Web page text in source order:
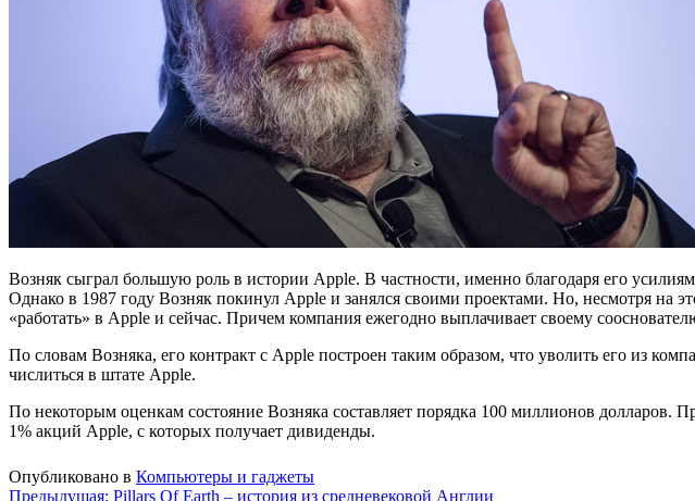
Возняк сыграл большую роль в истории Apple. В частности, именно благодаря его
Однако в 1987 году Возняк покинул Apple и занялся своими проектами. Но, несмотря на
«работать» в Apple и сейчас. Причем компания ежегодно выплачивает своему
По словам Возняка, его контракт с Apple построен таким образом, что уволить его из
числиться в штате Apple.
По некоторым оценкам состояние Возняка составляет порядка 100 миллионов долларов.
1% акций Apple, с которых получает дивиденды.
Опубликовано в Компьютеры и гаджеты
Предыдущая: Pillars Of Earth – история из средневековой Англии